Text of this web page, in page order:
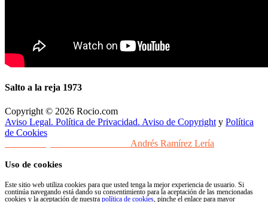
Salto a la reja 1973
Copyright © 2026 Rocio.com
Aviso Legal. Política de Privacidad. Aviso de Copyright y Política
de Cookies
Andrés Ramírez Lería
Uso de cookies
Este sitio web utiliza cookies para que usted tenga la mejor experiencia de usuario. Si
continúa navegando está dando su consentimiento para la aceptación de las mencionadas
cookies y la aceptación de nuestra política de cookies, pinche el enlace para mayor